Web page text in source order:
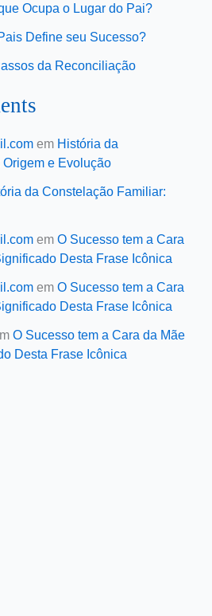
Ocupa o Lugar do Pai?
Define seu Sucesso?
da Reconciliação
em História da
e Evolução
da Constelação Familiar:
em O Sucesso tem a Cara
Desta Frase Icônica
em O Sucesso tem a Cara
Desta Frase Icônica
O Sucesso tem a Cara da Mãe
Desta Frase Icônica